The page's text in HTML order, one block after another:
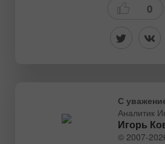
0
С
Аналитик
Игорь
© 2007-